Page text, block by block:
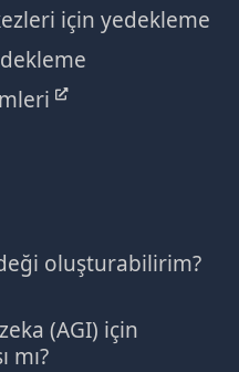
için yedekleme
oluşturabilirim?
(AGI) için
mı?